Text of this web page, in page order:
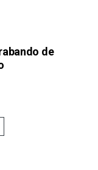
de